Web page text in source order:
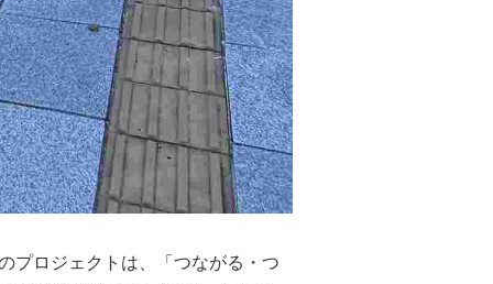
プロジェクトは、「つながる・つ